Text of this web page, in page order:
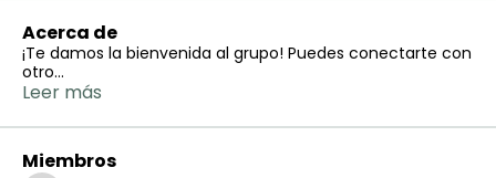
Acerca de
¡Te damos la bienvenida al grupo! Puedes conectarte con
otro...
Leer más
Miembros